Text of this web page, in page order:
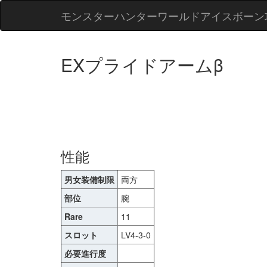
モンスターハンターワールドアイスボー
EXプライドアームβ
性能
男女装備制限 両方
部位
腕
Rare
11
スロット
LV4-3-0
必要進行度